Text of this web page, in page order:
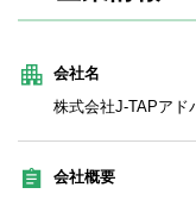
会社名
株式会社J-TAPアド
会社概要